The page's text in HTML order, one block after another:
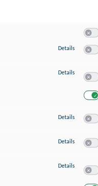
Details zu
Details zu
Details zu
Details zu
Details zu